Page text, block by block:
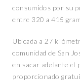
consumidos por su
entre 320 a 415
Ubicada a 27
comunidad de San
en sacar adelante el
proporcionado